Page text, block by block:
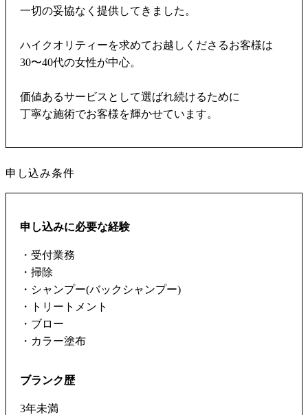
一切の妥協なく提供してきました。
ハイクオリティーを求めてお越しくださるお客様は
30〜40代の女性が中心。
価値あるサービスとして選ばれ続けるために
丁寧な施術でお客様を輝かせています。
申し込み条件
申し込みに必要な経験
・受付業務
・掃除
・シャンプー(バックシャンプー)
・トリートメント
・ブロー
・カラー塗布
ブランク歴
3年未満